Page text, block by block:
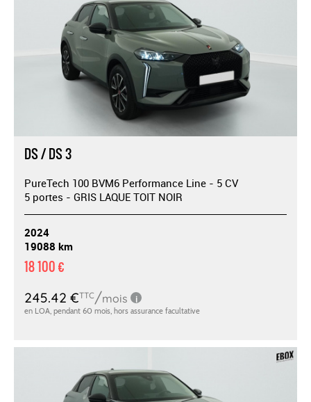
DS / DS 3
PureTech 100 BVM6 Performance Line - 5 CV
5 portes - GRIS LAQUE TOIT NOIR
2024
19088 km
18 100 €